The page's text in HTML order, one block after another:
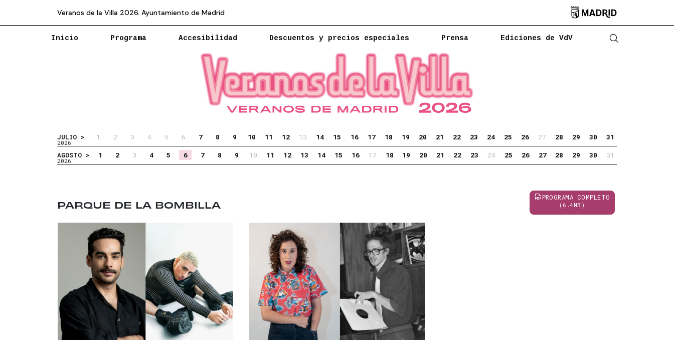

Veranos de la Villa 2026. Ayuntamiento de Madrid
Inicio Programa Accesibilidad Descuentos y precios especiales Prensa Ediciones de VdV Abrir
JULIO >
2026
1 2 3 4 5 6 7 8 9 10 11 12 13 14 15 16 17 18 19 20 21 22 23 24 25 26 27 28 29 30 31
AGOSTO >
2026
1 2 3 4 5 6 7 8 9 10 11 12 13 14 15 16 17 18 19 20 21 22 23 24 25 26 27 28 29 30 31
PARQUE DE LA BOMBILLA
PROGRAMA COMPLETO
(6.4MB)